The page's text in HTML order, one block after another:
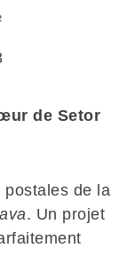
de Setor
postales de la
. Un projet